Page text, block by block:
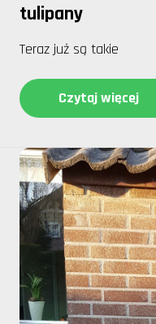
tulipany
Teraz już są takie
Czytaj więcej